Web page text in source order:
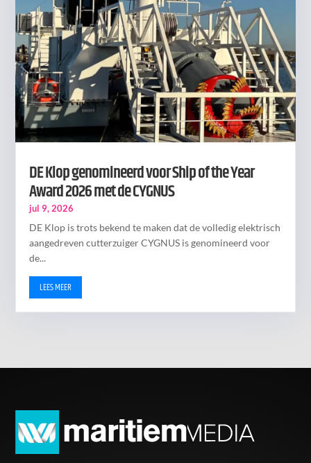
DE Klop genomineerd voor Ship of the Year
Award 2026 met de CYGNUS
jul 9, 2026
DE Klop is trots bekend te maken dat de volledig elektrisch
aangedreven cutterzuiger CYGNUS is genomineerd voor
de...
LEES MEER